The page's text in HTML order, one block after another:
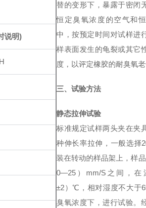
说明)
替的变形下，暴露于密闭
恒定臭氧浓度的空气和
中，按预定时间对试样进
样表面发生的龟裂或其它
度，以评定橡胶的耐臭氧老
三、试验方法
静态拉伸试验
标准规定试样两头夹在夹
种伸长率拉伸，一般选择
装在转动的样品架上，样
0—25）mm/S之间，在
±2）℃，相对湿度不大于
臭氧浓度下，进行试验。